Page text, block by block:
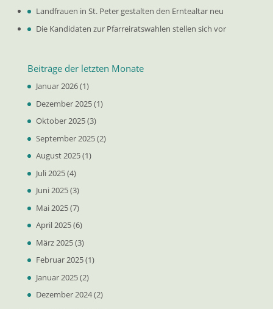
Landfrauen in St. Peter gestalten den Erntealtar neu
Die Kandidaten zur Pfarreiratswahlen stellen sich vor
Beiträge der letzten Monate
Januar 2026(1)
Dezember 2025(1)
Oktober 2025(3)
September 2025(2)
August 2025(1)
Juli 2025(4)
Juni 2025(3)
Mai 2025(7)
April 2025(6)
März 2025(3)
Februar 2025(1)
Januar 2025(2)
Dezember 2024(2)